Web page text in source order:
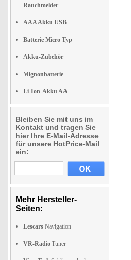
Rauchmelder
AAA Akku USB
Batterie Micro Typ
Akku-Zubehör
Mignonbatterie
Li-Ion-Akku AA
Bleiben Sie mit uns im
Kontakt und tragen Sie
hier Ihre E-Mail-Adresse
für unsere HotPrice-Mail
ein:
Mehr Hersteller-
Seiten:
Lescars Navigation
VR-Radio Tuner